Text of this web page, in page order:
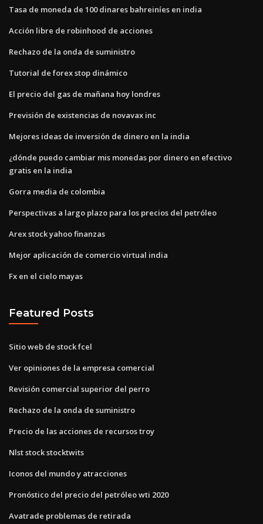
Tasa de moneda de 100 dinares bahreiníes en india
Acción libre de robinhood de acciones
Rechazo de la onda de suministro
Tutorial de forex stop dinámico
El precio del gas de mañana hoy londres
Previsión de existencias de novavax inc
Mejores ideas de inversión de dinero en la india
¿dónde puedo cambiar mis monedas por dinero en efectivo
gratis en la india
Gorra media de colombia
Perspectivas a largo plazo para los precios del petróleo
Arex stock yahoo finanzas
Mejor aplicación de comercio virtual india
Fx en el cielo mayas
Featured Posts
Sitio web de stock fcel
Ver opiniones de la empresa comercial
Revisión comercial superior del perro
Rechazo de la onda de suministro
Precio de las acciones de recursos troy
Nlst stock stocktwits
Iconos del mundo y atracciones
Pronóstico del precio del petróleo wti 2020
Avatrade problemas de retirada